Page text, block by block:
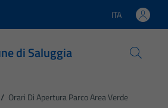
Lingua attiva:
ITA
di Saluggia
/ Orari Di Apertura Parco Area Verde